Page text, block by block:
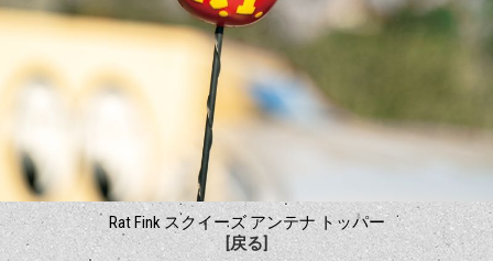
Rat Fink スクイーズ アンテナ トッパー
[戻る]